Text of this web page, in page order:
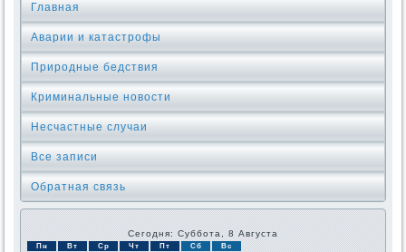
Главная
Аварии и катастрофы
Природные бедствия
Криминальные новοсти
Несчастные случаи
Все записи
Обратная связь
Сегодня: Суббота, 8 Августа
Пн Вт Ср Чт Пт Сб Вс